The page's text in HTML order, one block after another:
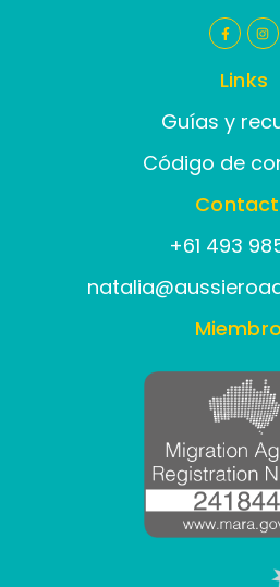
Links
Guías y
Código de
‪+61 493